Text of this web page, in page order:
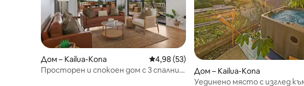
Дом – Kailua-Kona Средна оценка: 4,98 от 5, 53 отзива
4,98 (53)
Просторен и спокоен дом с 3 спални и
Дом – Kailua-Kona
Уединено място с изглед